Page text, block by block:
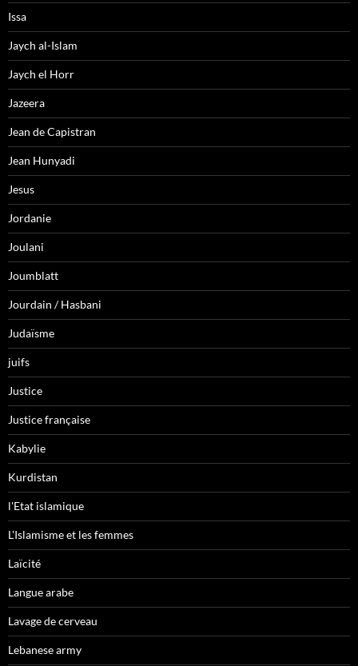
Issa
Jaych al-Islam
Jaych el Horr
Jazeera
Jean de Capistran
Jean Hunyadi
Jesus
Jordanie
Joulani
Joumblatt
Jourdain / Hasbani
Judaïsme
juifs
Justice
Justice française
Kabylie
Kurdistan
l'Etat islamique
L'Islamisme et les femmes
Laïcité
Langue arabe
Lavage de cerveau
Lebanese army